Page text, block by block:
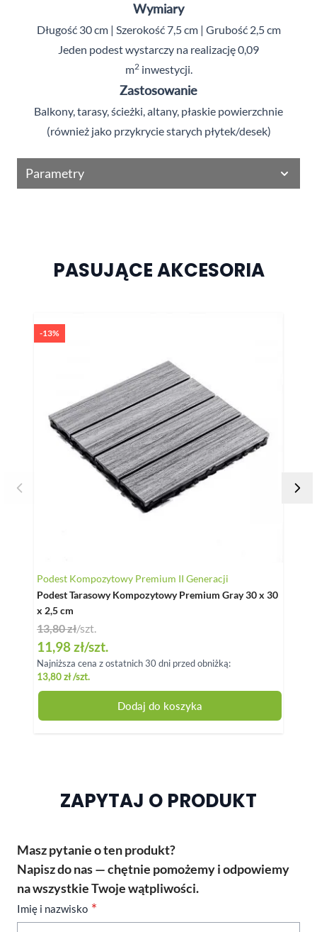
Wymiary
Długość 30 cm | Szerokość 7,5 cm | Grubość 2,5 cm
Jeden podest wystarczy na realizację 0,09
m2inwestycji.
Zastosowanie
Balkony, tarasy, ścieżki, altany, płaskie powierzchnie
(również jako przykrycie starych płytek/desek)
Parametry
PASUJĄCE AKCESORIA
-13%
Podest Kompozytowy Premium II Generacji
Podest Tarasowy Kompozytowy Premium Gray 30 x 30
x 2,5 cm
13,80 zł/szt.
Special Price
11,98 zł/szt.
Najniższa cena z ostatnich 30 dni przed obniżką:
13,80 zł/szt.
Dodaj do koszyka
ZAPYTAJ O PRODUKT
Masz pytanie o ten produkt?
Napisz do nas — chętnie pomożemy i odpowiemy
na wszystkie Twoje wątpliwości.
Imię i nazwisko